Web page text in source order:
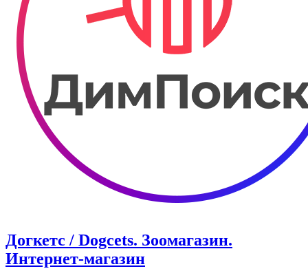
Догкетс / Dogcets. Зоомагазин.
Интернет-магазин